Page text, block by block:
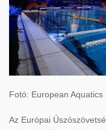
Fotó: European Aquatics
Az Európai